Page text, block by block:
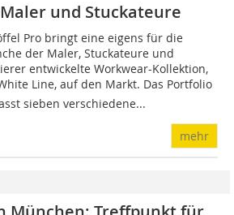
und Stuckateure
Pro bringt eine eigens für die
der Maler, Stuckateure und
entwickelte Work­wear-Kollektion,
Line, auf den Markt. Das Portfolio
sieben verschiedene...
mehr